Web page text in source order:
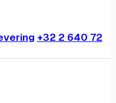
+32 2 640 72